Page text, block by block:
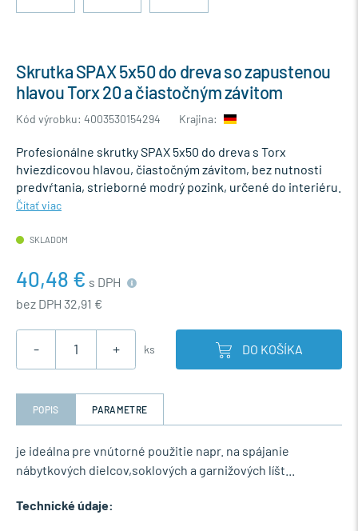
Skrutka SPAX 5x50 do dreva so zapustenou
hlavou Torx 20 a čiastočným závitom
Kód výrobku: 4003530154294 Krajina:
Profesionálne skrutky SPAX 5x50 do dreva s Torx
hviezdicovou hlavou, čiastočným závitom, bez nutnosti
predvŕtania, strieborné modrý pozink, určené do interiéru.
Čítať viac
SKLADOM
40,48 € s DPH
bez DPH 32,91 €
- + ks DO KOŠÍKA
POPIS PARAMETRE
je ideálna pre vnútorné použitie napr. na spájanie
nábytkových dielcov,soklových a garnižových líšt...
Technické údaje: